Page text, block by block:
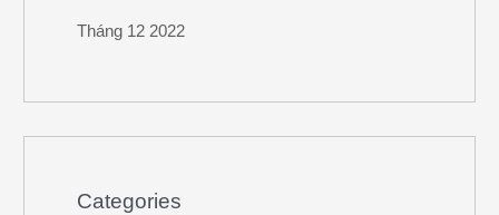
Tháng 12 2022
Categories